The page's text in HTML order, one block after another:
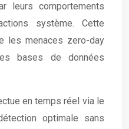
leurs comportements
système. Cette
les menaces zero-day
bases de données
en temps réel via le
optimale sans